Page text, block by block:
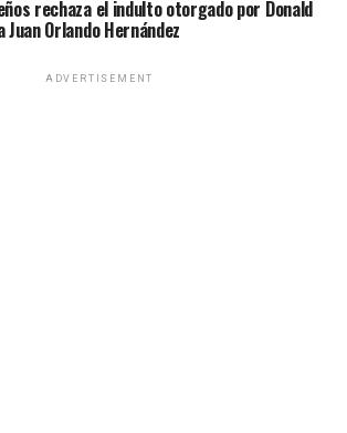
rechaza el indulto otorgado por Donald
Juan Orlando Hernández
ADVERTISEMENT